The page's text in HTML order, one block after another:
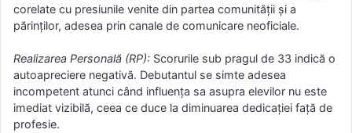
corelate cu presiunile venite din partea comunității și a
părinților, adesea prin canale de comunicare neoficiale.
Realizarea Personală (RP): Scorurile sub pragul de 33 indică o
autoapreciere negativă. Debutantul se simte adesea
incompetent atunci când influența sa asupra elevilor nu este
imediat vizibilă, ceea ce duce la diminuarea dedicației față de
profesie.